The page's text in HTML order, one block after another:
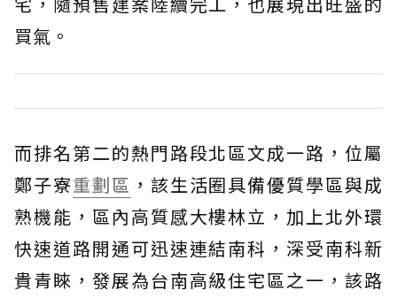
買氣。
而排名第二的熱門路段北區文成一路，位屬
鄭子寮重劃區 ，該生活圈具備優質學區與成
熟機能，區內高質感大樓林立，加上北外環
快速道路開通可迅速連結南科，深受南科新
貴青睞，發展為台南高級住宅區之一，該路